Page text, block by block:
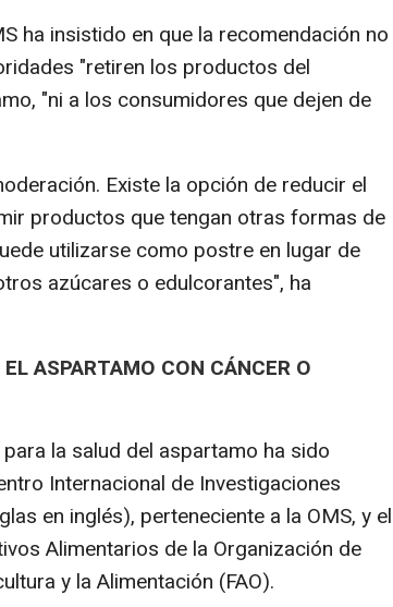
ha insistido en que la recomendación no
"retiren los productos del
"ni a los consumidores que dejen de
Existe la opción de reducir el
productos que tengan otras formas de
utilizarse como postre en lugar de
azúcares o edulcorantes", ha
ASPARTAMO CON CÁNCER O
la salud del aspartamo ha sido
Internacional de Investigaciones
en inglés), perteneciente a la OMS, y el
Alimentarios de la Organización de
y la Alimentación (FAO).